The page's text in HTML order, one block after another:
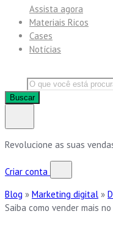
Assista agora
Materiais Ricos
Cases
Notícias
Buscar
Revolucione as suas
Criar conta
Blog » Marketing digital »
Saiba como vender mais